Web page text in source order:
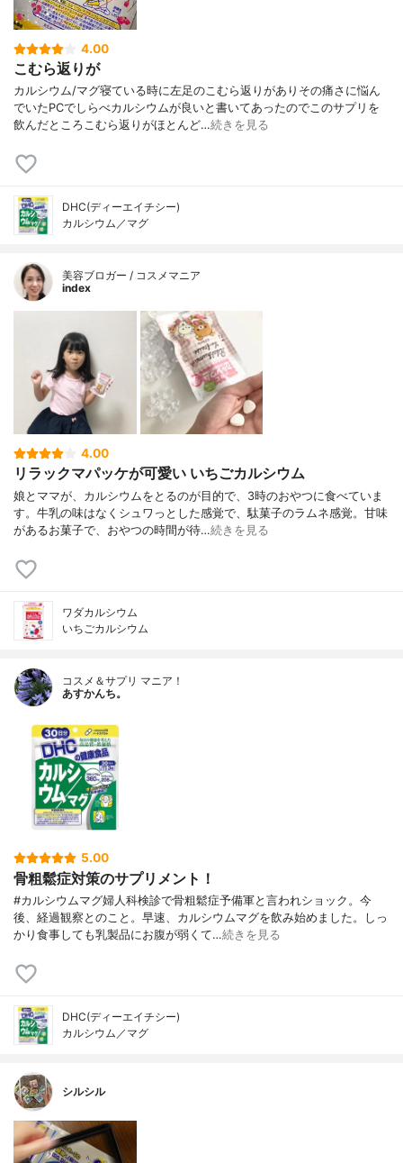
4.00
こむら返りが
カルシウム/マグ寝ている時に左足のこむら返りがありその痛さに悩ん
でいたPCでしらべカルシウムが良いと書いてあったのでこのサプリを
飲んだところこむら返りがほとんど…続きを見る
DHC(ディーエイチシー)
カルシウム／マグ
美容ブロガー / コスメマニア
index
4.00
リラックマパッケが可愛い いちごカルシウム
娘とママが、カルシウムをとるのが目的で、3時のおやつに食べていま
す。牛乳の味はなくシュワっとした感覚で、駄菓子のラムネ感覚。甘味
があるお菓子で、おやつの時間が待…続きを見る
ワダカルシウム
いちごカルシウム
コスメ＆サプリ マニア！
あすかんち。
5.00
骨粗鬆症対策のサプリメント！
#カルシウムマグ婦人科検診で骨粗鬆症予備軍と言われショック。今
後、経過観察とのこと。早速、カルシウムマグを飲み始めました。しっ
かり食事しても乳製品にお腹が弱くて…続きを見る
DHC(ディーエイチシー)
カルシウム／マグ
シルシル